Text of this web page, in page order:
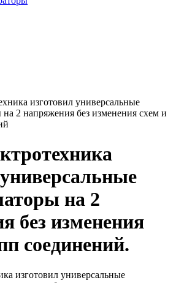
изготовил универсальные
2 напряжения без изменения схем и
на 2
без изменения
соединений.